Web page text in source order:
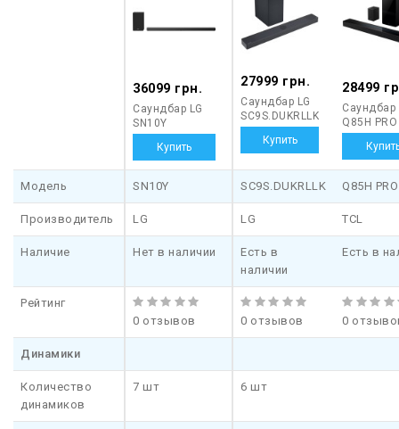
36099 грн.
Саундбар LG
SN10Y
27999 грн.
Саундбар LG
SC9S.DUKRLLK
28499
Саундбар
Q85H PRO
Модель SN10Y SC9S.DUKRLLK Q85H PRO
Производитель LG LG TCL
Наличие Нет в наличии
Есть в
наличии
Есть в
Рейтинг
0 отзывов
0 отзывов 0
Динамики
Количество
динамиков
7 шт 6 шт